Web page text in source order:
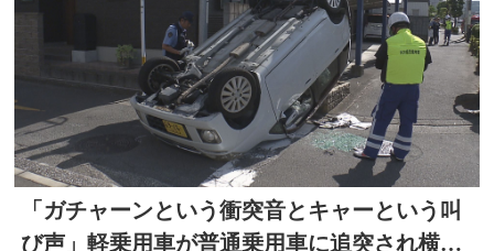
「ガチャーンという衝突音とキャーという叫
び声」軽乗用車が普通乗用車に追突され横